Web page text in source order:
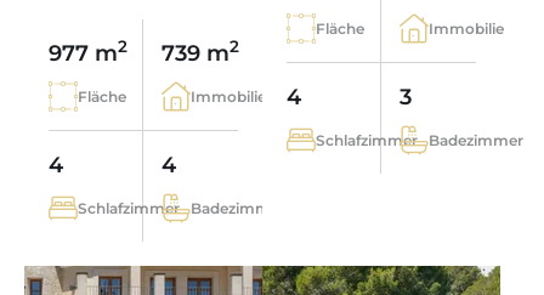
977 m2
Fläche
739 m2
Immobilie
4
Schlafzimmer
4
Badezimmer
Fläche Immobilie
4
Schlafzimmer
3
Badezimmer